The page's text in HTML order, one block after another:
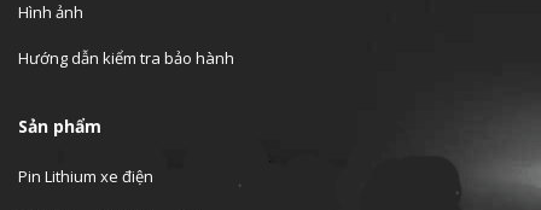
Hình ảnh
Hướng dẫn kiểm tra bảo hành
Sản phẩm
Pin Lithium xe điện